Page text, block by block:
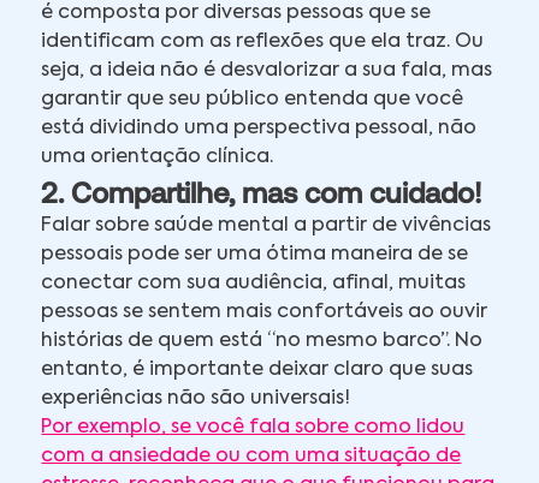
é composta por diversas pessoas que se
identificam com as reflexões que ela traz. Ou
seja, a ideia não é desvalorizar a sua fala, mas
garantir que seu público entenda que você
está dividindo uma perspectiva pessoal, não
uma orientação clínica.
2. Compartilhe, mas com cuidado!
Falar sobre saúde mental a partir de vivências
pessoais pode ser uma ótima maneira de se
conectar com sua audiência, afinal, muitas
pessoas se sentem mais confortáveis ao ouvir
histórias de quem está “no mesmo barco”. No
entanto, é importante deixar claro que suas
experiências não são universais!
Por exemplo, se você fala sobre como lidou
com a ansiedade ou com uma situação de